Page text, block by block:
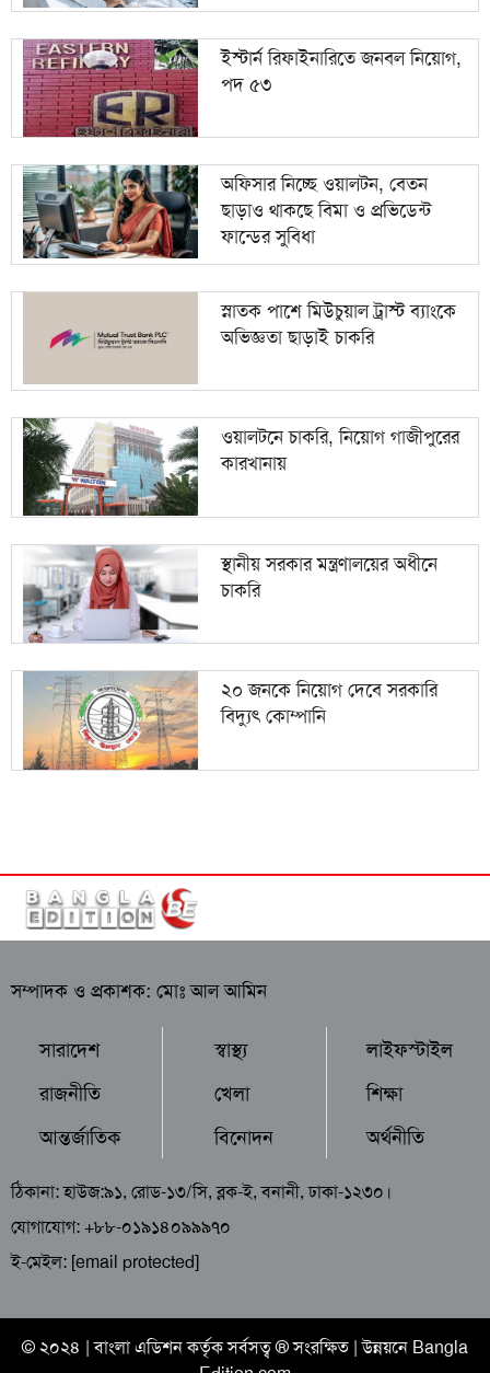
ইস্টার্ন রিফাইনারিতে জনবল নিয়োগ,
পদ ৫৩
অফিসার নিচ্ছে ওয়ালটন, বেতন
ছাড়াও থাকছে বিমা ও প্রভিডেন্ট
ফান্ডের সুবিধা
স্নাতক পাশে মিউচুয়াল ট্রাস্ট ব্যাংকে
অভিজ্ঞতা ছাড়াই চাকরি
ওয়ালটনে চাকরি, নিয়োগ গাজীপুরের
কারখানায়
স্থানীয় সরকার মন্ত্রণালয়ের অধীনে
চাকরি
২০ জনকে নিয়োগ দেবে সরকারি
বিদ্যুৎ কোম্পানি
সম্পাদক ও প্রকাশক: মোঃ আল আমিন
সারাদেশ
রাজনীতি
আন্তর্জাতিক
স্বাস্থ্য
খেলা
বিনোদন
লাইফস্টাইল
শিক্ষা
অর্থনীতি
ঠিকানা: হাউজ:৯১, রোড-১৩/সি, ব্লক-ই, বনানী, ঢাকা-১২৩০।
যোগাযোগ: +৮৮-০১৯১৪০৯৯৯৭০
ই-মেইল: [email protected]
© ২০২৪ |বাংলা এডিশনকর্তৃক সর্বসত্ব ® সংরক্ষিত | উন্নয়নে Bangla